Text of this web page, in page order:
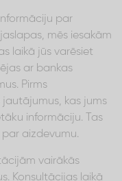
par
mēs iesakām
laikā jūs varēsiet
ar bankas
Pirms
jautājumus, kas jums
informāciju. Tas
aizdevumu.
vairākās
Konsultācijas laikā